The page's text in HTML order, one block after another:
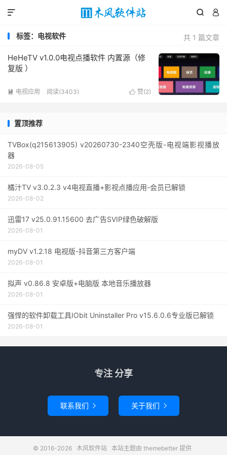
 

共 1 篇文章
标签：电视软件
HeHeTV v1.0.0电视点播软件 内置源（修
复版 ）
 赞(2)
 电视应用 阅读(3403)
置顶推荐
TVBox(q215613905) v20260730-2340空壳版-电视端影视播放
器
2026-08-05
橘汁TV v3.0.2.3 v4电视直播+影视点播应用-会员已解锁
2026-08-02
迅雷17 v25.0.91.15600 去广告SVIP绿色破解版
2026-08-01
myDV v1.2.18 电视版-抖音第三方客户端
2026-08-01
拟声 v0.86.8 安卓版+电脑版 本地音乐播放器
2026-08-01
强悍的软件卸载工具IObit Uninstaller Pro v15.6.0.6专业版已解锁
2026-08-01
专注 分享
联系我们  关于我们 
© 2016-2026 木风软件站本站主题由 themebetter提供